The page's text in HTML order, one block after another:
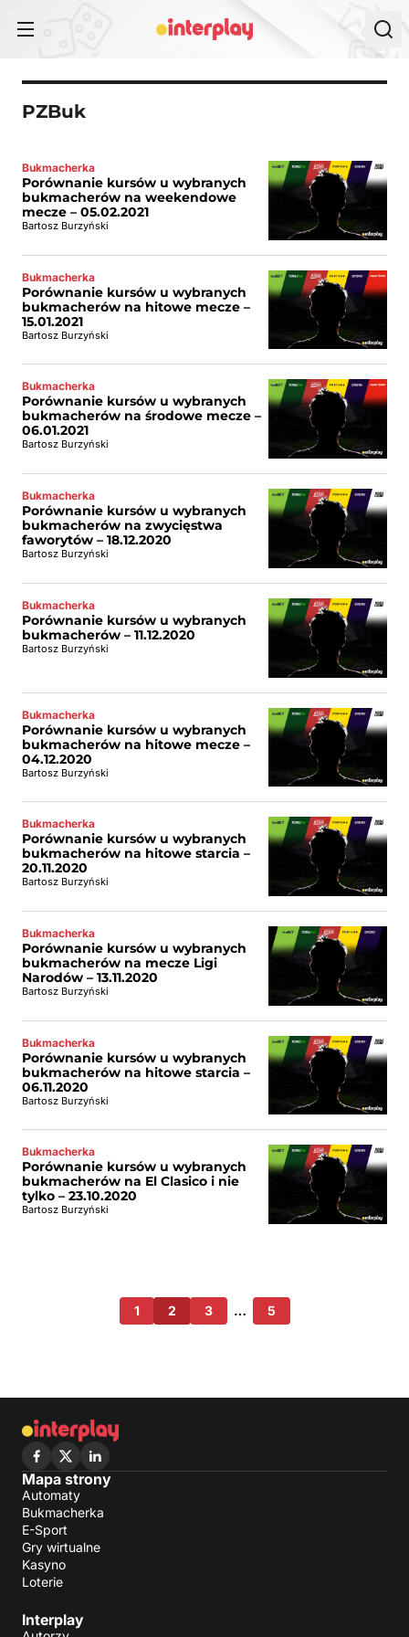
PZBuk
Bukmacherka
Porównanie kursów u wybranych
bukmacherów na weekendowe
mecze – 05.02.2021
Bartosz Burzyński
Bukmacherka
Porównanie kursów u wybranych
bukmacherów na hitowe mecze –
15.01.2021
Bartosz Burzyński
Bukmacherka
Porównanie kursów u wybranych
bukmacherów na środowe mecze –
06.01.2021
Bartosz Burzyński
Bukmacherka
Porównanie kursów u wybranych
bukmacherów na zwycięstwa
faworytów – 18.12.2020
Bartosz Burzyński
Bukmacherka
Porównanie kursów u wybranych
bukmacherów – 11.12.2020
Bartosz Burzyński
Bukmacherka
Porównanie kursów u wybranych
bukmacherów na hitowe mecze –
04.12.2020
Bartosz Burzyński
Bukmacherka
Porównanie kursów u wybranych
bukmacherów na hitowe starcia –
20.11.2020
Bartosz Burzyński
Bukmacherka
Porównanie kursów u wybranych
bukmacherów na mecze Ligi
Narodów – 13.11.2020
Bartosz Burzyński
Bukmacherka
Porównanie kursów u wybranych
bukmacherów na hitowe starcia –
06.11.2020
Bartosz Burzyński
Bukmacherka
Porównanie kursów u wybranych
bukmacherów na El Clasico i nie
tylko – 23.10.2020
Bartosz Burzyński
1 2 3 … 5
Mapa strony
Automaty
Bukmacherka
E-Sport
Gry wirtualne
Kasyno
Loterie
Interplay